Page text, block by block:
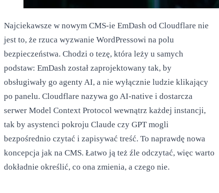
Najciekawsze w nowym CMS-ie EmDash od Cloudflare nie
jest to, że rzuca wyzwanie WordPressowi na polu
bezpieczeństwa. Chodzi o tezę, która leży u samych
podstaw: EmDash został zaprojektowany tak, by
obsługiwały go agenty AI, a nie wyłącznie ludzie klikający
po panelu. Cloudflare nazywa go AI-native i dostarcza
serwer Model Context Protocol wewnątrz każdej instancji,
tak by asystenci pokroju Claude czy GPT mogli
bezpośrednio czytać i zapisywać treść. To naprawdę nowa
koncepcja jak na CMS. Łatwo ją też źle odczytać, więc warto
dokładnie określić, co ona zmienia, a czego nie.